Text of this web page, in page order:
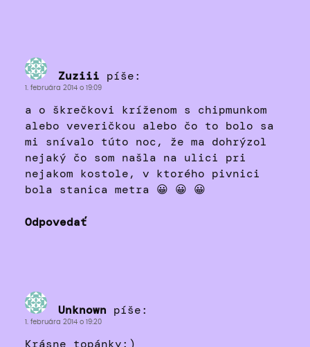
Zuziii píše:
1. februára 2014 o 19:09
a o škrečkovi kríženom s chipmunkom
alebo veveričkou alebo čo to bolo sa
mi snívalo túto noc, že ma dohrýzol
nejaký čo som našla na ulici pri
nejakom kostole, v ktorého pivnici
bola stanica metra 😀 😀 😀
Odpovedať
Unknown píše:
1. februára 2014 o 19:20
Krásne topánky:)